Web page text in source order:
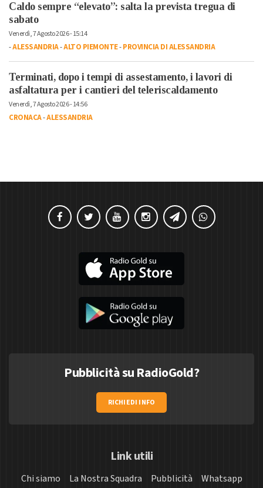
Caldo sempre “elevato”: salta la prevista tregua di
sabato
Venerdì, 7 Agosto 2026 - 15:14
-ALESSANDRIA-ALTO PIEMONTE-PROVINCIA DI ALESSANDRIA
Terminati, dopo i tempi di assestamento, i lavori di
asfaltatura per i cantieri del teleriscaldamento
Venerdì, 7 Agosto 2026 - 14:56
CRONACA-ALESSANDRIA
Pubblicità su RadioGold?
RICHIEDI INFO
Link utili
Chi siamo La Nostra Squadra Pubblicità
Whatsapp